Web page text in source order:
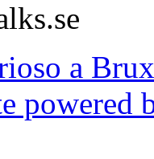
a
powered